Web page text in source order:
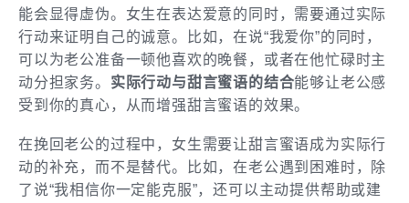
能会显得虚伪。女生在表达爱意的同时，需要通过实际
行动来证明自己的诚意。比如，在说“我爱你”的同时，
可以为老公准备一顿他喜欢的晚餐，或者在他忙碌时主
动分担家务。 实际行动与甜言蜜语的结合能够让老公感
受到你的真心，从而增强甜言蜜语的效果。
在挽回老公的过程中，女生需要让甜言蜜语成为实际行
动的补充，而不是替代。比如，在老公遇到困难时，除
了说“我相信你一定能克服”，还可以主动提供帮助或建